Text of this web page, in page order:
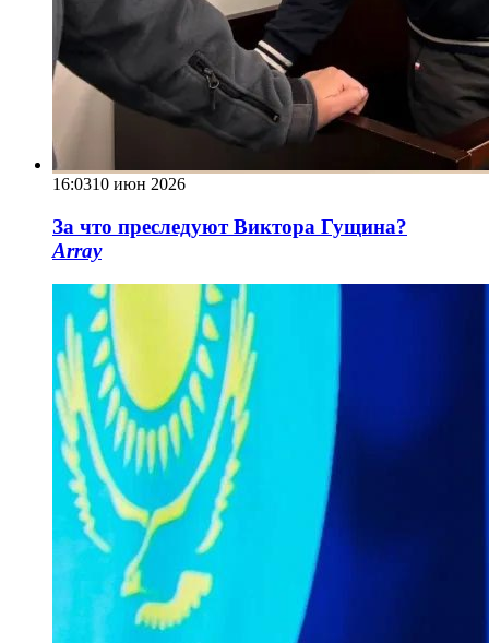
16:0310 июн 2026
За что преследуют Виктора Гущина?
Array